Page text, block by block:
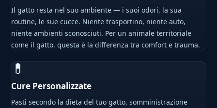
Il gatto resta nel suo ambiente — i suoi odori, la sua
routine, le sue cucce. Niente trasportino, niente auto,
niente ambienti sconosciuti. Per un animale territoriale
come il gatto, questa è la differenza tra comfort e trauma.
💊
Cure Personalizzate
Pasti secondo la dieta del tuo gatto, somministrazione